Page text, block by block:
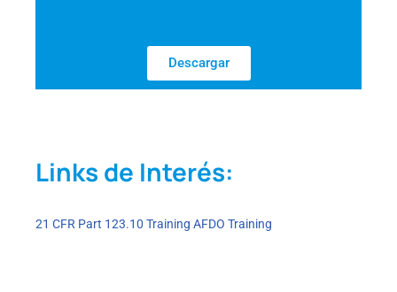
Descargar
Links de Interés:
21 CFR Part 123.10 Training AFDO Training